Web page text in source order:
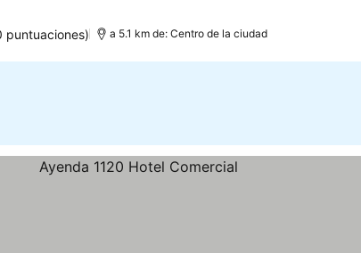
puntuaciones) a 5.1 km de: Centro de la ciudad